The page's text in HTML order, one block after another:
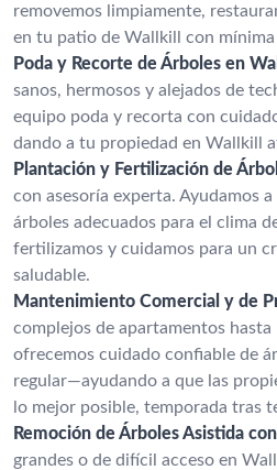
removemos limpiamente,
en tu patio de Wallkill con
Poda y Recorte de Árboles en
sanos, hermosos y alejados de
equipo poda y recorta con
dando a tu propiedad en Wallkill
Plantación y Fertilización de
con asesoría experta. Ayudamos
árboles adecuados para el clima
fertilizamos y cuidamos para un
saludable.
Mantenimiento Comercial y de
complejos de apartamentos hasta
ofrecemos cuidado confiable de
regular—ayudando a que las
lo mejor posible, temporada tras
Remoción de Árboles Asistida
grandes o de difícil acceso en